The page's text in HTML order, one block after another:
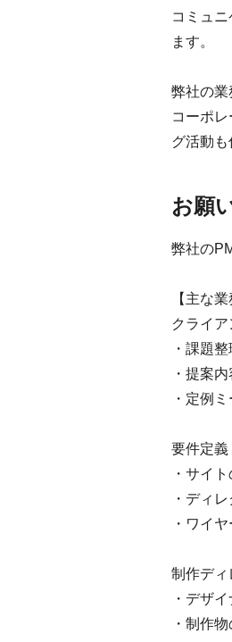
コミュ
ます。
弊社の業
コーポ
グ活動
お願
弊社の
【主な業
クライ
・課題
・提案
・定例
要件定義
・サイ
・ディ
・ワイ
制作ディ
・デザ
・制作